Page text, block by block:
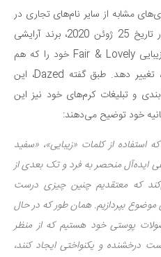
مشابه از سایر نام‌های تجاری در
صنعت زیبایی منتشر شده است. در تاریخ 25 ژوئن 2020، برند آرایشی
Unilever متعهد شد نام مجموعه زیبایی Fair & Lovely خود را که هم
اکنون در بازار هند فروخته می‌شود، تغییر دهد. طبق گفته Dazed، این
و تبلیغات کرم‌های خود نیز این
خود توضیح می‌دهند:
استفاده از کلمات «زیبایی»، «سفید
ایده‌آل منحصر به فرد و تک بعدی از
که معتقدیم چنین چیزی درست
بپردازیم. همان طور که در حال
پوستی خود هستیم که از منظر
درخشنده و یکنواختی ایجاد کنند،